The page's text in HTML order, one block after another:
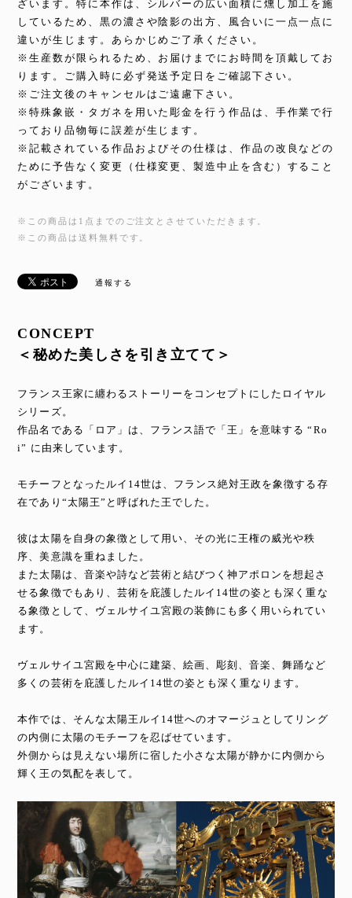
ざいます。特に本作は、シルバーの広い面積に燻し加工を施
しているため、黒の濃さや陰影の出方、風合いに一点一点に
違いが生じます。あらかじめご了承ください。
※生産数が限られるため、お届けまでにお時間を頂戴してお
ります。ご購入時に必ず発送予定日をご確認下さい。
※ご注文後のキャンセルはご遠慮下さい。
※特殊象嵌・タガネを用いた彫金を行う作品は、手作業で行
っており品物毎に誤差が生じます。
※記載されている作品およびその仕様は、作品の改良などの
ために予告なく変更（仕様変更、製造中止を含む）すること
がございます。
※この商品は1点までのご注文とさせていただきます。
※この商品は 送料無料 です。
通報する
CONCEPT
＜秘めた美しさを引き立てて＞
フランス王家に纏わるストーリーをコンセプトにしたロイヤル
シリーズ。
作品名である「ロア」は、フランス語で「王」を意味する “Ro
i” に由来しています。
モチーフとなったルイ14世は、フランス絶対王政を象徴する存
在であり“太陽王”と呼ばれた王でした。
彼は太陽を自身の象徴として用い、その光に王権の威光や秩
序、美意識を重ねました。
また太陽は、音楽や詩など芸術と結びつく神アポロンを想起さ
せる象徴でもあり、芸術を庇護したルイ14世の姿とも深く重な
る象徴として、ヴェルサイユ宮殿の装飾にも多く用いられてい
ます。
ヴェルサイユ宮殿を中心に建築、絵画、彫刻、音楽、舞踊など
多くの芸術を庇護したルイ14世の姿とも深く重なります。
本作では、そんな太陽王ルイ14世へのオマージュとしてリング
の内側に太陽のモチーフを忍ばせています。
外側からは見えない場所に宿した小さな太陽が静かに内側から
輝く王の気配を表して。